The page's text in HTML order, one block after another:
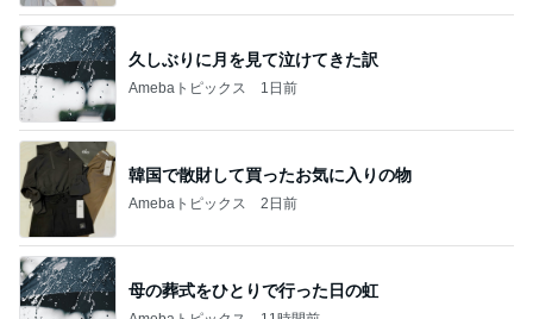
久しぶりに月を見て泣けてきた訳
Amebaトピックス 1日前
韓国で散財して買ったお気に入りの物
Amebaトピックス 2日前
母の葬式をひとりで行った日の虹